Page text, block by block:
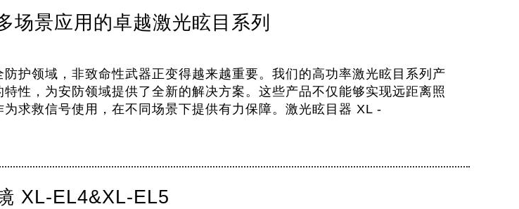
场景应用的卓越激光眩目系列
护领域，非致命性武器正变得越来越重要。我们的高功率激光眩目系列产
性，为安防领域提供了全新的解决方案。这些产品不仅能够实现远距离照
求救信号使用，在不同场景下提供有力保障。激光眩目器 XL -
照…
XL-EL4&XL-EL5